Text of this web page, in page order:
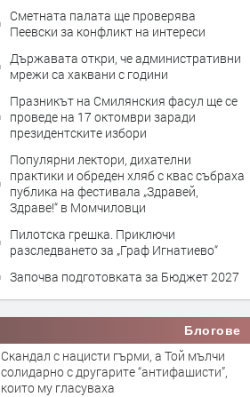
Сметната палата ще провeрява
Пеевски за конфликт на интереси
Държавата откри, че административни
мрежи са хаквани с години
Празникът на Смилянския фасул ще се
проведе на 17 октомври заради
президентските избори
Популярни лектори, дихателни
практики и обреден хляб с квас събраха
публика на фестивала „Здравей,
Здраве!“ в Момчиловци
Пилотска грешка. Приключи
разследването за „Граф Игнатиево“
Започва подготовката за Бюджет 2027
Блогове
Скандал с нацисти гърми, а Той мълчи
солидарно с другарите “антифашисти”,
които му гласуваха